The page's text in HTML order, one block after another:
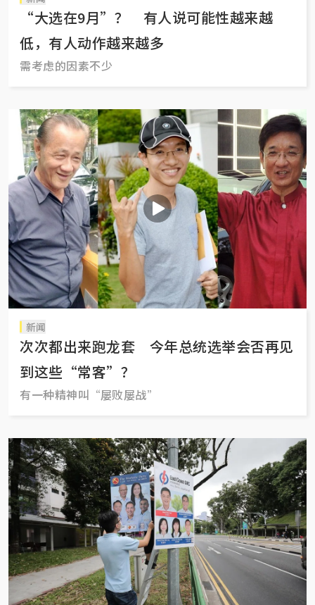
“大选在9月”？ 有人说可能性越来越
低，有人动作越来越多
需考虑的因素不少
新闻
次次都出来跑龙套 今年总统选举会否再见
到这些“常客”？
有一种精神叫“屡败屡战”